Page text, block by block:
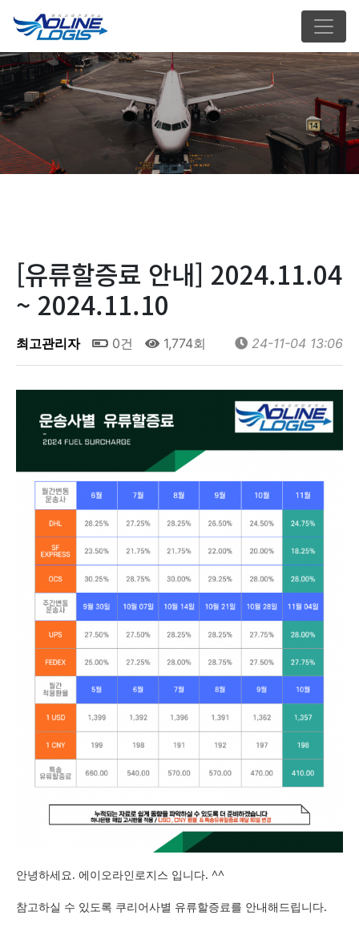
[유류할증료 안내] 2024.11.04
~ 2024.11.10
최고관리자 0건 1,774회 24-11-04 13:06
안녕하세요. 에이오라인로지스 입니다. ^^
참고하실 수 있도록 쿠리어사별 유류할증료를 안내해드립니다.